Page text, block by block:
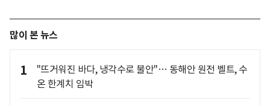
많이 본 뉴스
1
"뜨거워진 바다, 냉각수로 불안"… 동해안 원전 벨트, 수
온 한계치 임박